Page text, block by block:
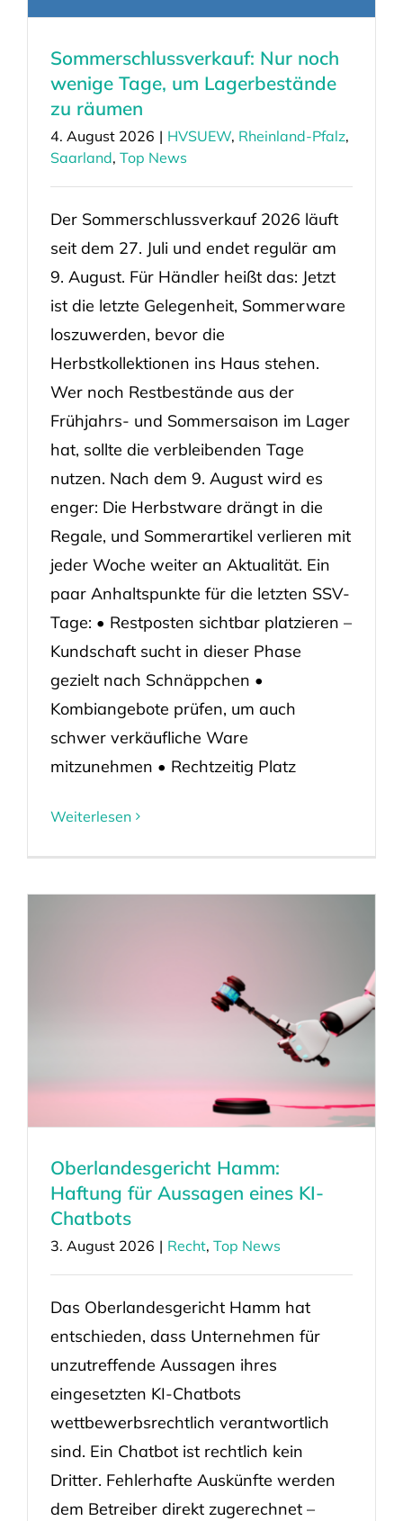
Sommerschlussverkauf: Nur noch
wenige Tage, um Lagerbestände
zu räumen
4. August 2026 | HVSUEW, Rheinland-Pfalz,
Saarland, Top News
Der Sommerschlussverkauf 2026 läuft
seit dem 27. Juli und endet regulär am
9. August. Für Händler heißt das: Jetzt
ist die letzte Gelegenheit, Sommerware
loszuwerden, bevor die
Herbstkollektionen ins Haus stehen.
Wer noch Restbestände aus der
Frühjahrs- und Sommersaison im Lager
hat, sollte die verbleibenden Tage
nutzen. Nach dem 9. August wird es
enger: Die Herbstware drängt in die
Regale, und Sommerartikel verlieren mit
jeder Woche weiter an Aktualität. Ein
paar Anhaltspunkte für die letzten SSV-
Tage: • Restposten sichtbar platzieren –
Kundschaft sucht in dieser Phase
gezielt nach Schnäppchen •
Kombiangebote prüfen, um auch
schwer verkäufliche Ware
mitzunehmen • Rechtzeitig Platz
Weiterlesen
Oberlandesgericht Hamm:
Haftung für Aussagen eines KI-
Chatbots
3. August 2026 | Recht, Top News
Das Oberlandesgericht Hamm hat
entschieden, dass Unternehmen für
unzutreffende Aussagen ihres
eingesetzten KI-Chatbots
wettbewerbsrechtlich verantwortlich
sind. Ein Chatbot ist rechtlich kein
Dritter. Fehlerhafte Auskünfte werden
dem Betreiber direkt zugerechnet –